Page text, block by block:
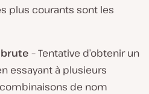
plus courants sont les
– Tentative d’obtenir un
essayant à plusieurs
de nom